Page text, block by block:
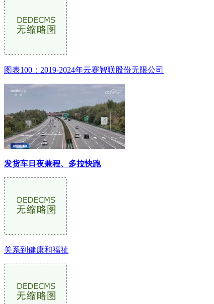
图表100：2019-2024年云赛智联股份无限公司
发货车日夜兼程、多拉快跑
关系到健康和福祉